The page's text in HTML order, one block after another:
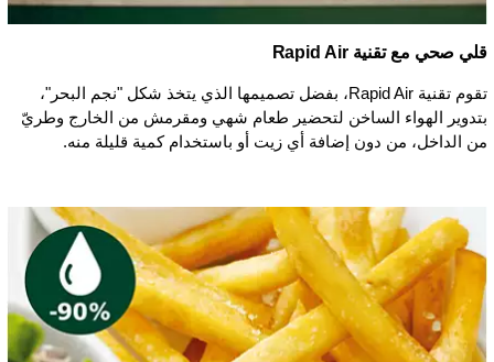
قلي صحي مع تقنية Rapid Air
تقوم تقنية Rapid Air، بفضل تصميمها الذي يتخذ شكل "نجم البحر"،
بتدوير الهواء الساخن لتحضير طعام شهي ومقرمش من الخارج وطريّ
من الداخل، من دون إضافة أي زيت أو باستخدام كمية قليلة منه.